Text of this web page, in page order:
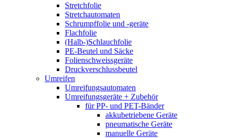
Stretchfolie
Stretchautomaten
Schrumpffolie und -geräte
Flachfolie
(Halb-)Schlauchfolie
PE-Beutel und Säcke
Folienschweissgeräte
Druckverschlussbeutel
Umreifen
Umreifungsautomaten
Umreifungsgeräte + Zubehör
für PP- und PET-Bänder
akkubetriebene Geräte
pneumatische Geräte
manuelle Geräte